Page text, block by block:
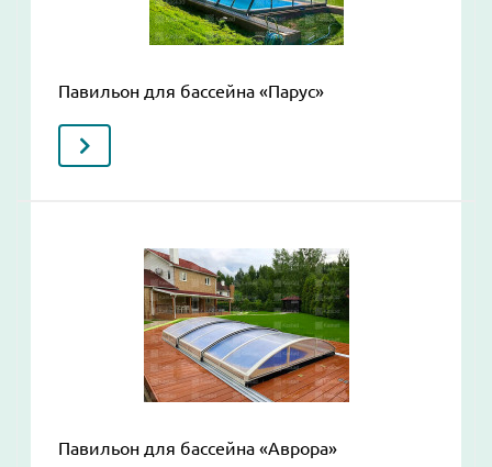
Павильон для бассейна «Парус»
Павильон для бассейна «Аврора»